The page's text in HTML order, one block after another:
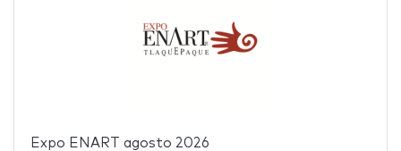
Expo ENART agosto 2026